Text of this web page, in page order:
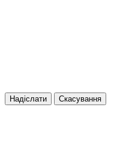
Надіслати Скасування